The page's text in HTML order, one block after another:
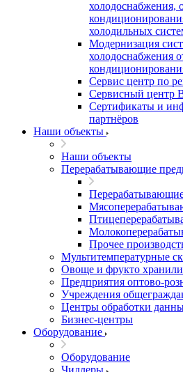
холодоснабжения,
холодильных
Модернизация
холодоснабжения
Сервис центр по
Сервисный центр
Сертификаты и
партнёров
Наши объекты
Наши объекты
Перерабатывающие
Прочее
Мультитемпературные
Овоще и фрукто
Предприятия оптово-
Учреждения
Центры обработки
Бизнес-центры
Оборудование
Оборудование
Чиллеры